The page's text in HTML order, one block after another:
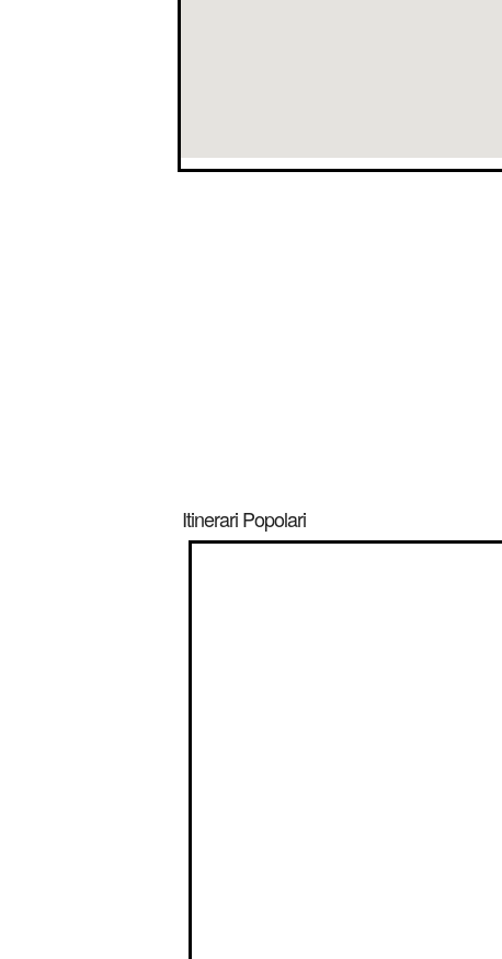
Itinerari Popolari